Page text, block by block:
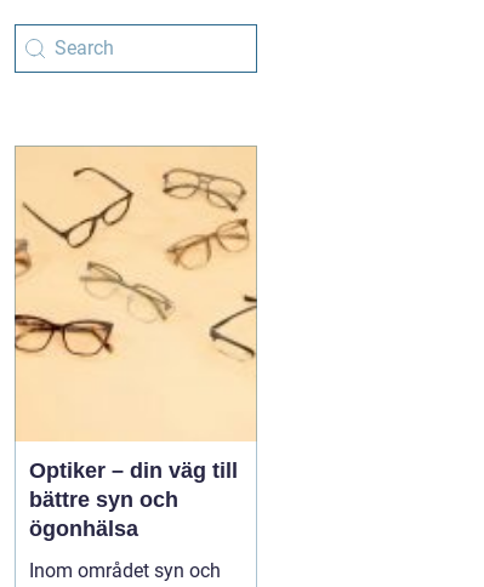
Optiker – din väg till
bättre syn och
ögonhälsa
Inom området syn och